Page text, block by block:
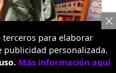
terceros para elaborar
personalizada.
Más información aquí